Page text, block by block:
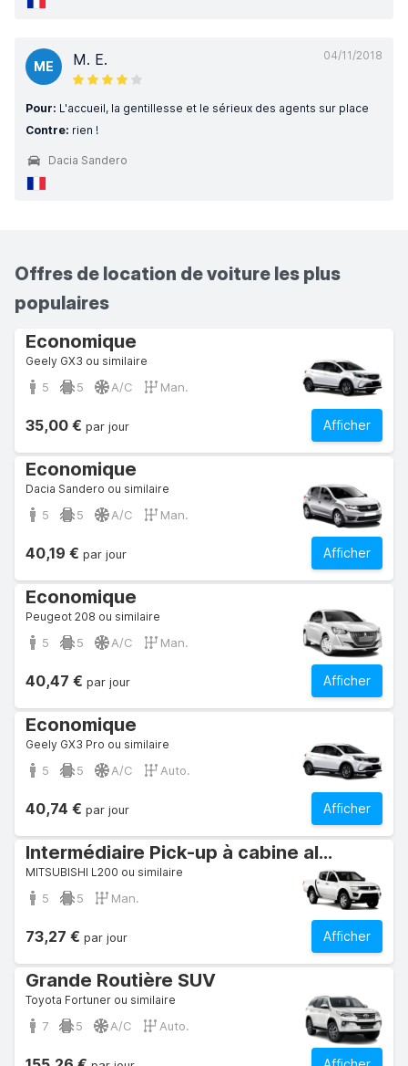
04/11/2018
ME M. E.
Pour: L'accueil, la gentillesse et le sérieux des agents sur place
Contre: rien !
Dacia Sandero
Offres de location de voiture les plus
populaires
Economique
Geely GX3 ou similaire
5 5 A/C Man.
Afficher
35,00 € par jour
Economique
Dacia Sandero ou similaire
5 5 A/C Man.
Afficher
40,19 € par jour
Economique
Peugeot 208 ou similaire
5 5 A/C Man.
Afficher
40,47 € par jour
Economique
Geely GX3 Pro ou similaire
5 5 A/C Auto.
Afficher
40,74 € par jour
Intermédiaire Pick-up à cabine allongée
MITSUBISHI L200 ou similaire
5 5 Man.
Afficher
73,27 € par jour
Grande Routière SUV
Toyota Fortuner ou similaire
7 5 A/C Auto.